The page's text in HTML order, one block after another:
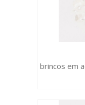
brincos em